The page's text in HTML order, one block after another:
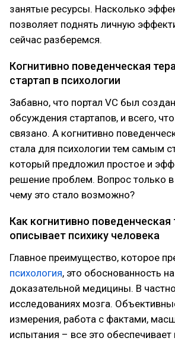
занятые ресурсы. Насколько
позволяет поднять личную
сейчас разберемся.
Когнитивно поведенческая
стартап в психологии
Забавно, что портал VC был
обсуждения стартапов, и всего,
связано. А когнитивно
стала для психологии тем самым
который предложил простое и
решение проблем. Вопрос только
чему это стало возможно?
Как когнитивно поведенческая
описывает психику человека
Главное преимущество, которое
психология, это обоснованность
доказательной медицины. В
исследованиях мозга.
измерения, работа с фактами,
испытания – все это обеспечивает